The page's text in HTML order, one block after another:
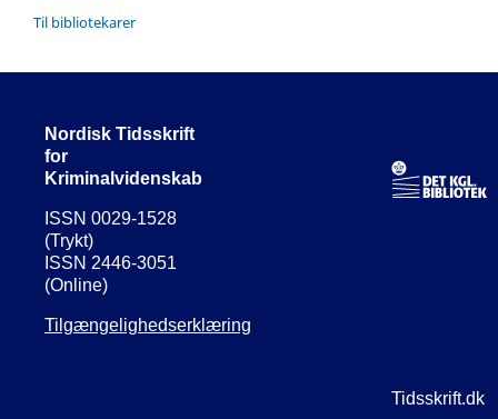
Til bibliotekarer
Nordisk Tidsskrift
for
Kriminalvidenskab
ISSN 0029-1528
(Trykt)
ISSN 2446-3051
(Online)
Tilgængelighedserklæring